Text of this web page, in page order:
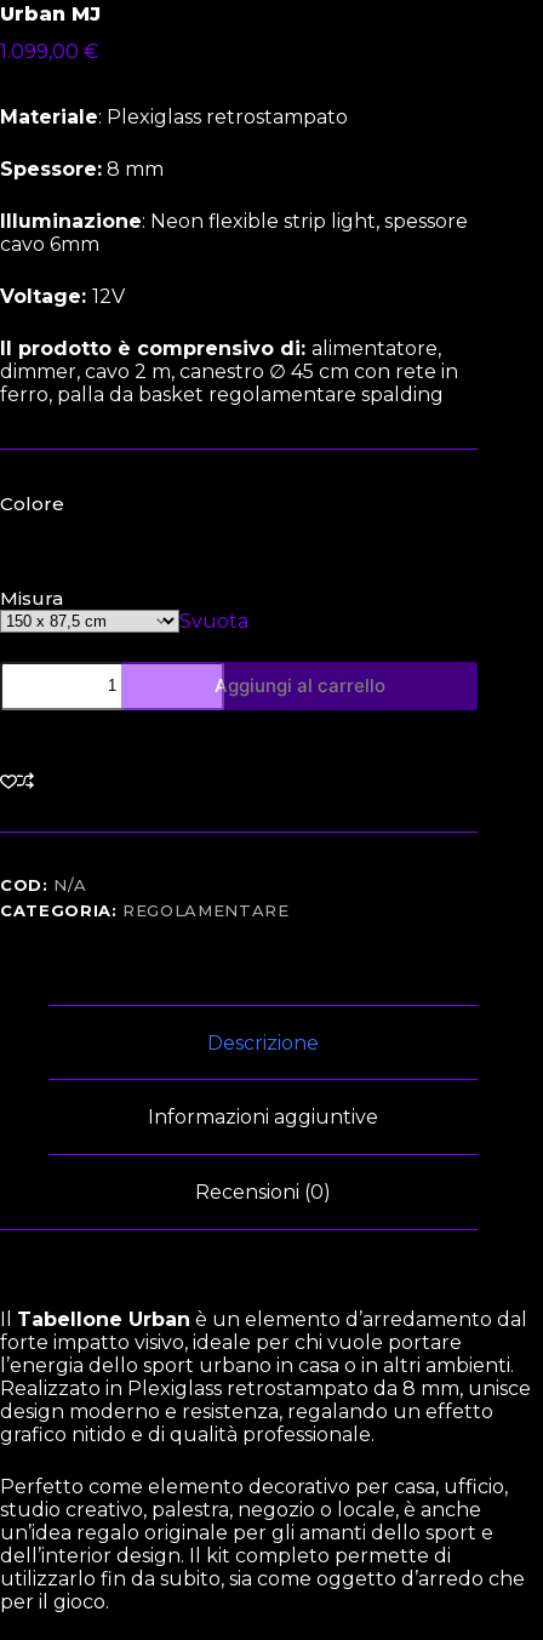
Urban MJ
1.099,00 €
Materiale: Plexiglass retrostampato
Spessore: 8 mm
Illuminazione: Neon flexible strip light, spessore
cavo 6mm
Voltage: 12V
Il prodotto è comprensivo di: alimentatore,
dimmer, cavo 2 m, canestro ∅ 45 cm con rete in
ferro, palla da basket regolamentare spalding
Colore
Misura
Svuota
Aggiungi al carrello
COD: N/A
CATEGORIA: REGOLAMENTARE
Descrizione
Informazioni aggiuntive
Recensioni (0)
Il Tabellone Urban è un elemento d’arredamento dal
forte impatto visivo, ideale per chi vuole portare
l’energia dello sport urbano in casa o in altri ambienti.
Realizzato in Plexiglass retrostampato da 8 mm, unisce
design moderno e resistenza, regalando un effetto
grafico nitido e di qualità professionale.
Perfetto come elemento decorativo per casa, ufficio,
studio creativo, palestra, negozio o locale, è anche
un’idea regalo originale per gli amanti dello sport e
dell’interior design. Il kit completo permette di
utilizzarlo fin da subito, sia come oggetto d’arredo che
per il gioco.